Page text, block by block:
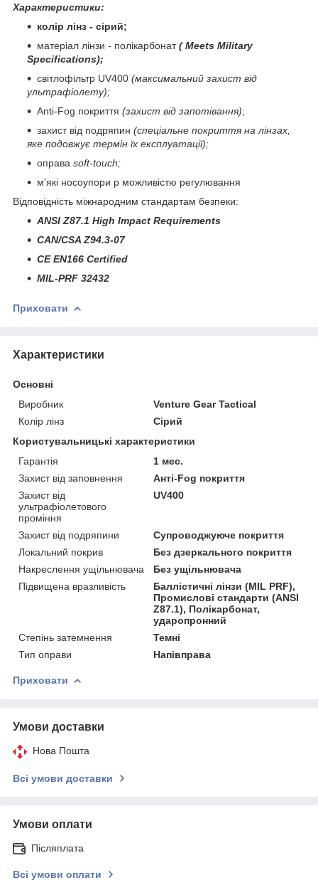
Характеристики:
колір лінз - сірий;
матеріал лінзи - полікарбонат(Meets Military
Specifications);
світлофільтр UV400 (максимальний захист від
ультрафіолету);
Anti-Fog покриття (захист від запотівання);
захист від подряпин (спеціальне покриття на лінзах,
яке подовжує термін їх експлуатації);
оправа soft-touch;
м'які носоупори p можливістю регулювання
Відповідність міжнародним стандартам безпеки:
ANSI Z87.1 High Impact Requirements
CAN/CSA Z94.3-07
CE EN166 Certified
MIL-PRF 32432
Приховати
Характеристики
Основні
Виробник
Venture Gear Tactical
Колір лінз
Сірий
Користувальницькі характеристики
Гарантія
1 мес.
Захист від заповнення
Анті-Fog покриття
Захист від
ультрафіолетового
проміння
UV400
Захист від подряпини
Супроводжуюче покриття
Локальний покрив
Без дзеркального покриття
Накреслення ущільнювача
Без ущільнювача
Підвищена вразливість
Баллістичні лінзи (MIL PRF),
Промислові стандарти (ANSI
Z87.1), Полікарбонат,
ударопронний
Степінь затемнення
Темні
Тип оправи
Напівправа
Приховати
Умови доставки
Нова Пошта
Всі умови доставки
Умови оплати
Післяплата
Всі умови оплати